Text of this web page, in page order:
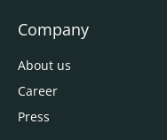
Company
About us
Career
Press